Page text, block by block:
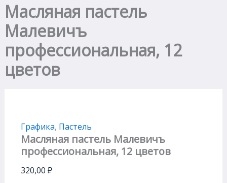
Масляная пастель
Малевичъ
профессиональная, 12
цветов
Графика, Пастель
Масляная пастель Малевичъ
профессиональная, 12 цветов
320,00 ₽